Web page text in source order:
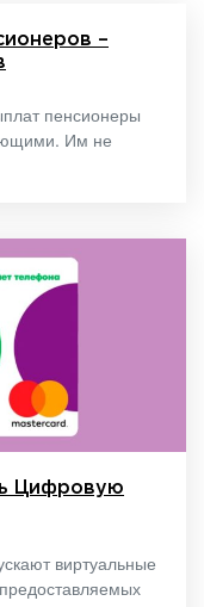
–
пенсионеры
Им не
Цифровую
виртуальные